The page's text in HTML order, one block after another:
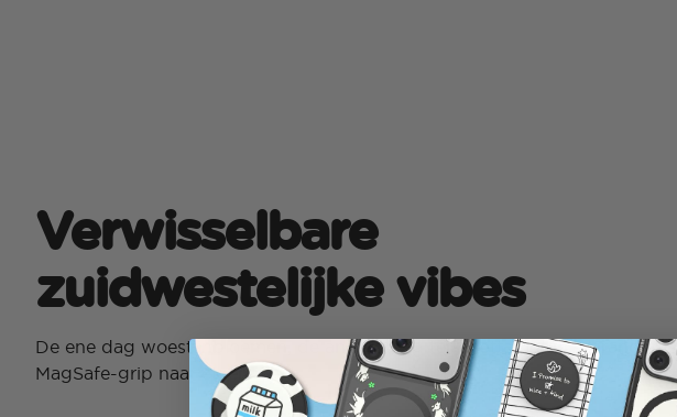
Verwisselbare
zuidwestelijke vibes
De ene dag woestijnbloemen, de andere dag terracotta tinten. Verander je
MagSafe-grip naar eigen wens.